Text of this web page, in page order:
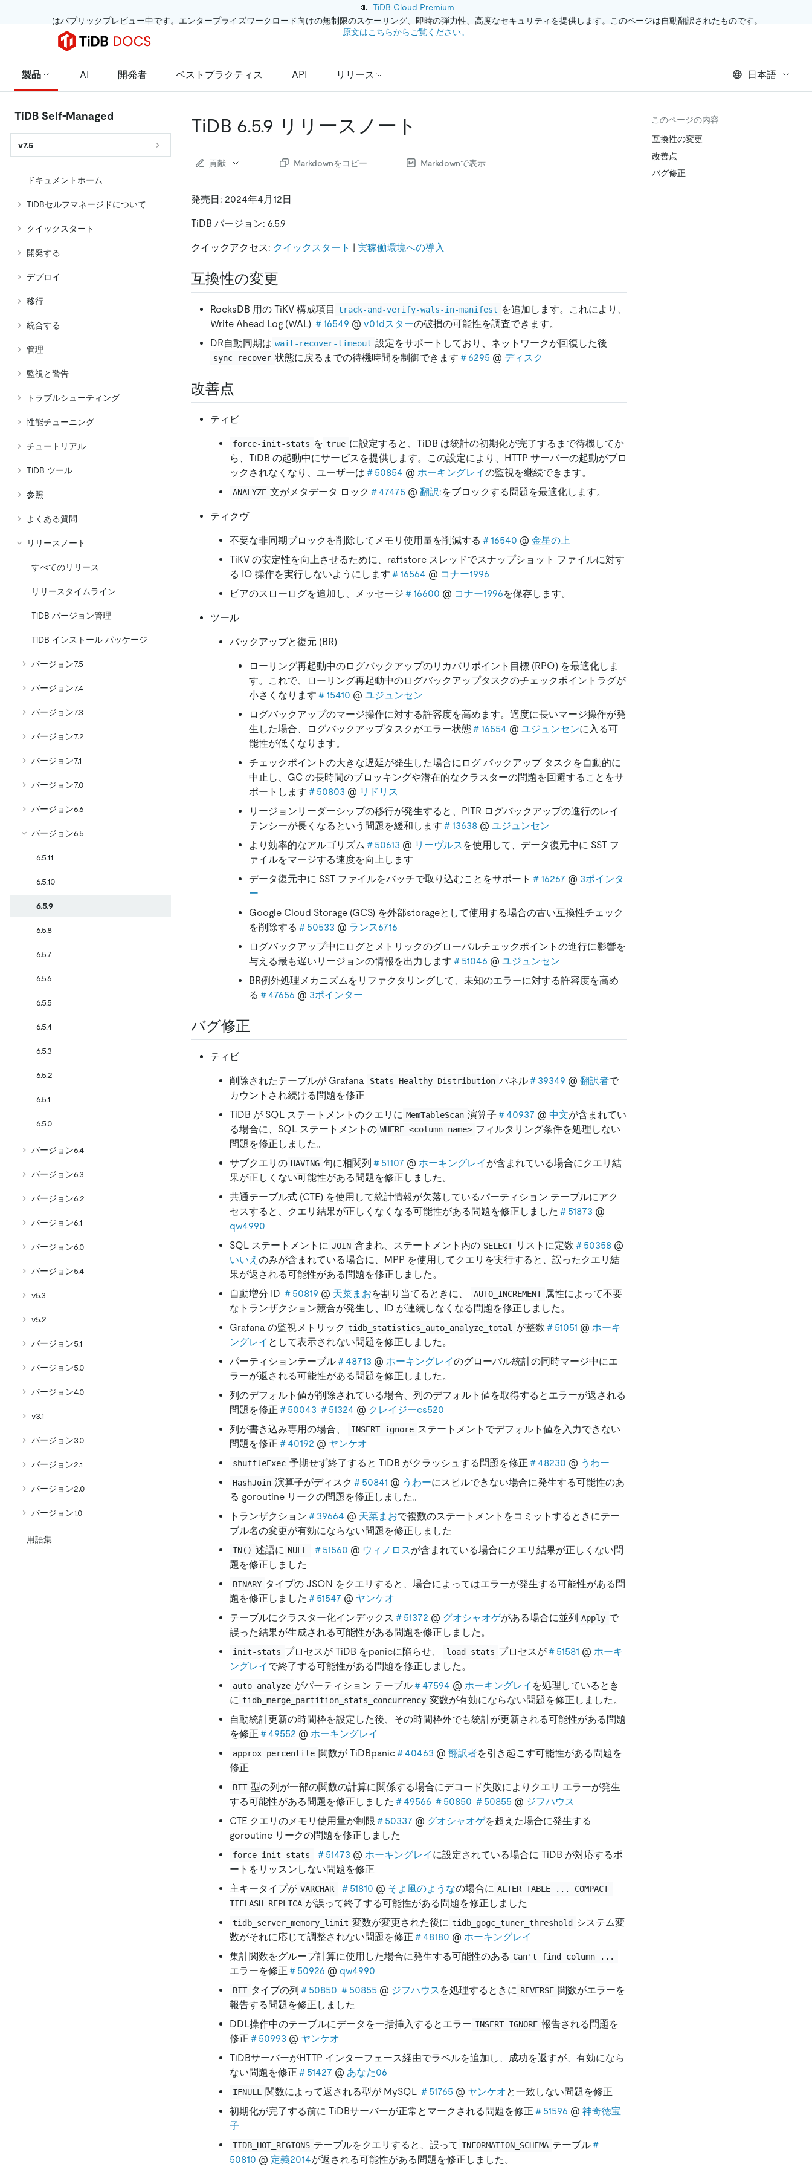
📣 TiDB Cloud Premium
はパブリックプレビュー中です。エンタープライズワークロード向けの無制限のスケーリング、即時の弾力性、高度なセキュリティを提供します。このページは自動翻訳されたものです。
原文はこちらからご覧ください。
製品 AI 開発者 ベストプラクティス API リリース 日本語
TiDB Self-Managed
v7.5
ドキュメントホーム
TiDBセルフマネージドについて
クイックスタート
開発する
デプロイ
移行
統合する
管理
監視と警告
トラブルシューティング
性能チューニング
チュートリアル
TiDB ツール
参照
よくある質問
リリースノート
すべてのリリース
リリースタイムライン
TiDB バージョン管理
TiDB インストール パッケージ
バージョン7.5
バージョン7.4
バージョン7.3
バージョン7.2
バージョン7.1
バージョン7.0
バージョン6.6
バージョン6.5
6.5.11
6.5.10
6.5.9
6.5.8
6.5.7
6.5.6
6.5.5
6.5.4
6.5.3
6.5.2
6.5.1
6.5.0
バージョン6.4
バージョン6.3
バージョン6.2
バージョン6.1
バージョン6.0
バージョン5.4
v5.3
v5.2
バージョン5.1
バージョン5.0
バージョン4.0
v3.1
バージョン3.0
バージョン2.1
バージョン2.0
バージョン1.0
用語集
TiDB 6.5.9 リリースノート
貢献 Markdownをコピー Markdownで表示
発売日: 2024年4月12日
TiDB バージョン: 6.5.9
クイックアクセス: クイックスタート | 実稼働環境への導入
互換性の変更
RocksDB 用の TiKV 構成項目 track-and-verify-wals-in-manifest を追加します。これにより、
Write Ahead Log (WAL) ＃16549 @ v01dスターの破損の可能性を調査できます。
DR自動同期は wait-recover-timeout 設定をサポートしており、ネットワークが回復した後
sync-recover 状態に戻るまでの待機時間を制御できます ＃6295 @ ディスク
改善点
ティビ
force-init-stats を true に設定すると、TiDB は統計の初期化が完了するまで待機してか
ら、TiDB の起動中にサービスを提供します。この設定により、HTTP サーバーの起動がブロ
ックされなくなり、ユーザーは ＃50854 @ ホーキングレイの監視を継続できます。
ANALYZE 文がメタデータ ロック ＃47475 @ 翻訳:をブロックする問題を最適化します。
ティクヴ
不要な非同期ブロックを削除してメモリ使用量を削減する ＃16540 @ 金星の上
TiKV の安定性を向上させるために、raftstore スレッドでスナップショット ファイルに対す
る IO 操作を実行しないようにします ＃16564 @ コナー1996
ピアのスローログを追加し、メッセージ ＃16600 @ コナー1996を保存します。
ツール
バックアップと復元 (BR)
ローリング再起動中のログバックアップのリカバリポイント目標 (RPO) を最適化しま
す。これで、ローリング再起動中のログバックアップタスクのチェックポイントラグが
小さくなります ＃15410 @ ユジュンセン
ログバックアップのマージ操作に対する許容度を高めます。適度に長いマージ操作が発
生した場合、ログバックアップタスクがエラー状態＃16554 @ ユジュンセンに入る可
能性が低くなります。
チェックポイントの大きな遅延が発生した場合にログ バックアップ タスクを自動的に
中止し、GC の長時間のブロッキングや潜在的なクラスターの問題を回避することをサ
ポートします ＃50803 @ リドリス
リージョンリーダーシップの移行が発生すると、PITR ログバックアップの進行のレイ
テンシーが長くなるという問題を緩和します ＃13638 @ ユジュンセン
より効率的なアルゴリズム ＃50613 @ リーヴルス を使用して、データ復元中に SST フ
ァイルをマージする速度を向上します
データ復元中に SST ファイルをバッチで取り込むことをサポート ＃16267 @ 3ポインタ
ー
Google Cloud Storage (GCS) を外部storageとして使用する場合の古い互換性チェック
を削除する ＃50533 @ ランス6716
ログバックアップ中にログとメトリックのグローバルチェックポイントの進行に影響を
与える最も遅いリージョンの情報を出力します ＃51046 @ ユジュンセン
BR例外処理メカニズムをリファクタリングして、未知のエラーに対する許容度を高め
る ＃47656 @ 3ポインター
バグ修正
ティビ
削除されたテーブルが Grafana Stats Healthy Distribution パネル＃39349 @ 翻訳者で
カウントされ続ける問題を修正
TiDB が SQL ステートメントのクエリに MemTableScan 演算子 ＃40937 @ 中文が含まれてい
る場合に、SQL ステートメントの WHERE <column_name> フィルタリング条件を処理しない
問題を修正しました。
サブクエリの HAVING 句に相関列 ＃51107 @ ホーキングレイ が含まれている場合にクエリ結
果が正しくない可能性がある問題を修正しました。
共通テーブル式 (CTE) を使用して統計情報が欠落しているパーティション テーブルにアク
セスすると、クエリ結果が正しくなくなる可能性がある問題を修正しました ＃51873 @
qw4990
SQL ステートメントに JOIN 含まれ、ステートメント内の SELECT リストに定数 ＃50358@
いいえ のみが含まれている場合に、MPP を使用してクエリを実行すると、誤ったクエリ結
果が返される可能性がある問題を修正しました。
自動増分 ID ＃50819 @ 天菜まおを割り当てるときに、 AUTO_INCREMENT 属性によって不要
なトランザクション競合が発生し、ID が連続しなくなる問題を修正しました。
Grafana の監視メトリック tidb_statistics_auto_analyze_total が整数 ＃51051 @ ホーキ
ングレイ として表示されない問題を修正しました。
パーティションテーブル＃48713 @ ホーキングレイのグローバル統計の同時マージ中にエ
ラーが返される可能性がある問題を修正しました。
列のデフォルト値が削除されている場合、列のデフォルト値を取得するとエラーが返される
問題を修正 ＃50043 ＃51324 @ クレイジーcs520
列が書き込み専用の場合、
INSERT ignore ステートメントでデフォルト値を入力できない
問題を修正 ＃40192 @ ヤンケオ
shuffleExec 予期せず終了すると TiDB がクラッシュする問題を修正 ＃48230 @ うわー
HashJoin 演算子がディスク ＃50841 @ うわーにスピルできない場合に発生する可能性のあ
る goroutine リークの問題を修正しました。
トランザクション ＃39664 @ 天菜まおで複数のステートメントをコミットするときにテー
ブル名の変更が有効にならない問題を修正しました
IN() 述語に NULL ＃51560 @ ウィノロスが含まれている場合にクエリ結果が正しくない問
題を修正しました
BINARY タイプの JSON をクエリすると、場合によってはエラーが発生する可能性がある問
題を修正しました ＃51547 @ ヤンケオ
テーブルにクラスター化インデックス ＃51372 @ グオシャオゲがある場合に並列 Apply で
誤った結果が生成される可能性がある問題を修正しました。
init-stats プロセスが TiDB をpanicに陥らせ、 load stats プロセスが＃51581 @ ホーキ
ングレイ で終了する可能性がある問題を修正しました。
auto analyze がパーティション テーブル＃47594 @ ホーキングレイ を処理しているとき
に tidb_merge_partition_stats_concurrency 変数が有効にならない問題を修正しました。
自動統計更新の時間枠を設定した後、その時間枠外でも統計が更新される可能性がある問題
を修正 ＃49552 @ ホーキングレイ
approx_percentile 関数が TiDBpanic＃40463 @ 翻訳者を引き起こす可能性がある問題を
修正
BIT 型の列が一部の関数の計算に関係する場合にデコード失敗によりクエリ エラーが発生
する可能性がある問題を修正しました ＃49566 ＃50850 ＃50855 @ ジフハウス
CTE クエリのメモリ使用量が制限 ＃50337 @ グオシャオゲを超えた場合に発生する
goroutine リークの問題を修正しました
force-init-stats ＃51473 @ ホーキングレイ に設定されている場合に TiDB が対応するポ
ートをリッスンしない問題を修正
主キータイプが VARCHAR ＃51810 @ そよ風のようなの場合に ALTER TABLE ... COMPACT
TIFLASH REPLICA が誤って終了する可能性がある問題を修正しました
tidb_server_memory_limit 変数が変更された後に tidb_gogc_tuner_threshold
システム変
数がそれに応じて調整されない問題を修正 ＃48180 @ ホーキングレイ
集計関数をグループ計算に使用した場合に発生する可能性のある Can't find column ...
エラーを修正 ＃50926 @ qw4990
BIT タイプの列 ＃50850 ＃50855 @ ジフハウス を処理するときに REVERSE 関数がエラーを
報告する問題を修正しました
DDL操作中のテーブルにデータを一括挿入するとエラー INSERT IGNORE 報告される問題を
修正 ＃50993 @ ヤンケオ
TiDBサーバーがHTTP インターフェース経由でラベルを追加し、成功を返すが、有効になら
ない問題を修正 ＃51427 @ あなた06
IFNULL 関数によって返される型が MySQL ＃51765 @ ヤンケオと一致しない問題を修正
初期化が完了する前に TiDBサーバーが正常とマークされる問題を修正 ＃51596 @ 神奇徳宝
子
TIDB_HOT_REGIONS テーブルをクエリすると、誤って INFORMATION_SCHEMA テーブル＃
50810 @ 定義2014が返される可能性がある問題を修正しました。
このページの内容
互換性の変更
改善点
バグ修正